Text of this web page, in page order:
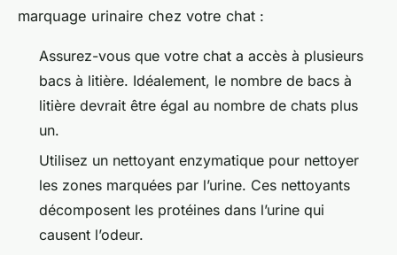
marquage urinaire chez votre chat :
Assurez-vous que votre chat a accès à plusieurs
bacs à litière. Idéalement, le nombre de bacs à
litière devrait être égal au nombre de chats plus
un.
Utilisez un nettoyant enzymatique pour nettoyer
les zones marquées par l’urine. Ces nettoyants
décomposent les protéines dans l’urine qui
causent l’odeur.